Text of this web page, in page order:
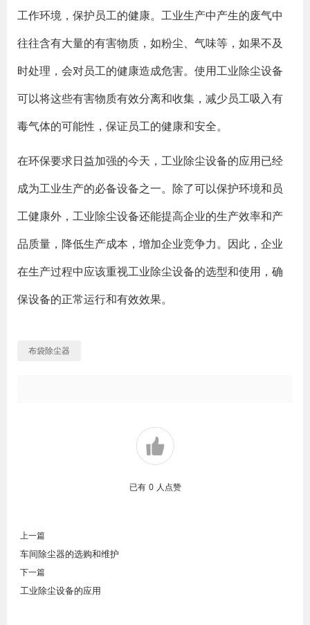
工作环境，保护员工的健康。工业生产中产生的废气中
往往含有大量的有害物质，如粉尘、气味等，如果不及
时处理，会对员工的健康造成危害。使用工业除尘设备
可以将这些有害物质有效分离和收集，减少员工吸入有
毒气体的可能性，保证员工的健康和安全。
在环保要求日益加强的今天，工业除尘设备的应用已经
成为工业生产的必备设备之一。除了可以保护环境和员
工健康外，工业除尘设备还能提高企业的生产效率和产
品质量，降低生产成本，增加企业竞争力。因此，企业
在生产过程中应该重视工业除尘设备的选型和使用，确
保设备的正常运行和有效效果。
布袋除尘器
已有 0 人点赞
上一篇
车间除尘器的选购和维护
下一篇
工业除尘设备的应用